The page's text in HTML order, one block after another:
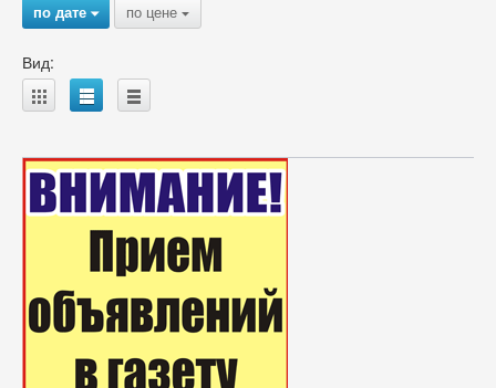
по дате{ по цене {
Вид:
A B C